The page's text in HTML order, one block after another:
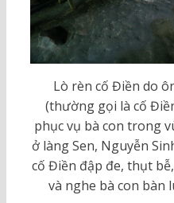
Lò rèn cố Điền do
(thường gọi là cố
phục vụ bà con trong
ở làng Sen, Nguyễn
cố Điền đập đe, thụt
và nghe bà con bàn